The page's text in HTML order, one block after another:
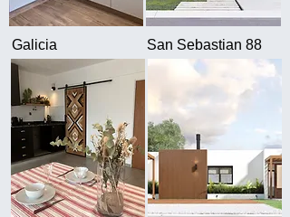
Galicia San Sebastian 88